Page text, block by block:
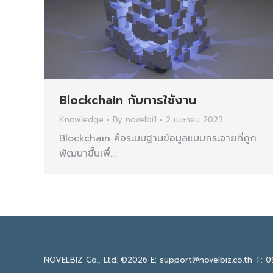
Blockchain กับการใช้งาน
Knowledge By novelbi1 2 เมษายน 2023
Blockchain คือระบบฐานข้อมูลแบบกระจายที่ถูก
พัฒนาขึ้นเพื่…
NOVELBIZ Co., Ltd. ©2026 E: support@novelbiz.co.th T: